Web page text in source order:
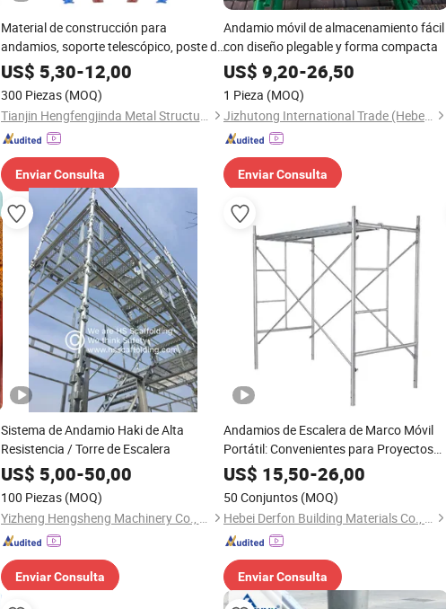
Material de construcción para
andamios, soporte telescópico, poste de
soporte, precio de andamios
US$ 5,30-12,00
300 Piezas (MOQ)
Tianjin Hengfengjinda Metal Structure Co., Ltd.
Enviar Consulta
Andamio móvil de almacenamiento fácil
con diseño plegable y forma compacta
US$ 9,20-26,50
1 Pieza (MOQ)
Jizhutong International Trade (Hebei) Co., Ltd
Enviar Consulta
Sistema de Andamio Haki de Alta
Resistencia / Torre de Escalera
US$ 5,00-50,00
100 Piezas (MOQ)
Yizheng Hengsheng Machinery Co., Ltd.
Enviar Consulta
Andamios de Escalera de Marco Móvil
Portátil: Convenientes para Proyectos
de Ingeniería
US$ 15,50-26,00
50 Conjuntos (MOQ)
Hebei Derfon Building Materials Co., Ltd
Enviar Consulta